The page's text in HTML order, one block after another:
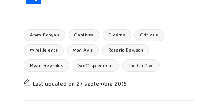
o
o
k
d
o
n
l
ky bl
r
ta
g
er
Tags:
Atom Egoyan Captives Cinéma Critique
mireille enos Mon Avis Rosario Dawson
Ryan Reynolds Scott speedman The Captive
Last updated on 27 septembre 2015